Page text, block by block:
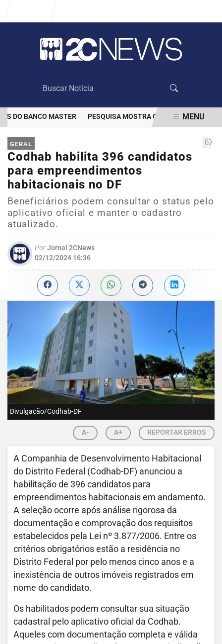
BANCO MASTER PESQUISA MOSTRA QUE VACINAÇÃO
EM ALTA
MENU
GERAL
Codhab habilita 396 candidatos
para empreendimentos
habitacionais no DF
Beneficiários podem consultar o status pelo
aplicativo oficial e manter o cadastro
atualizado.
PorJornal 2CNews
02/12/2024 16:36
Divulgação/Codhab-DF
A- A+ REPORTAR ERROS
A Companhia de Desenvolvimento Habitacional
do Distrito Federal (Codhab-DF) anunciou a
habilitação de 396 candidatos para
empreendimentos habitacionais em andamento.
A seleção ocorre após análise rigorosa da
documentação e comprovação dos requisitos
estabelecidos pela Lei nº 3.877/2006. Entre os
critérios obrigatórios estão a residência no
Distrito Federal por pelo menos cinco anos e a
inexistência de outros imóveis registrados em
nome do candidato.
Os habilitados podem consultar sua situação
cadastral pelo aplicativo oficial da Codhab.
Aqueles com documentação completa e válida